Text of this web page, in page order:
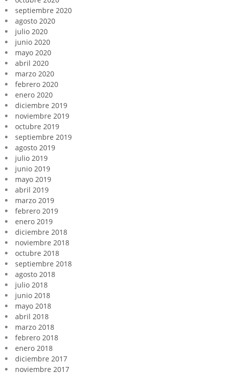
septiembre 2020
agosto 2020
julio 2020
junio 2020
mayo 2020
abril 2020
marzo 2020
febrero 2020
enero 2020
diciembre 2019
noviembre 2019
octubre 2019
septiembre 2019
agosto 2019
julio 2019
junio 2019
mayo 2019
abril 2019
marzo 2019
febrero 2019
enero 2019
diciembre 2018
noviembre 2018
octubre 2018
septiembre 2018
agosto 2018
julio 2018
junio 2018
mayo 2018
abril 2018
marzo 2018
febrero 2018
enero 2018
diciembre 2017
noviembre 2017